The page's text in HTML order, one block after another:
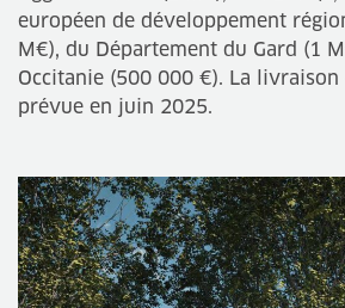
européen de développement
M€), du Département du Gard (1
Occitanie (500 000 €). La livraison
prévue en juin 2025.